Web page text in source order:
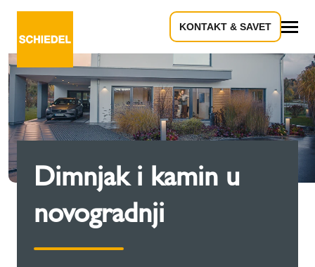
KONTAKT & SAVET
Dimnjak i kamin u
novogradnji